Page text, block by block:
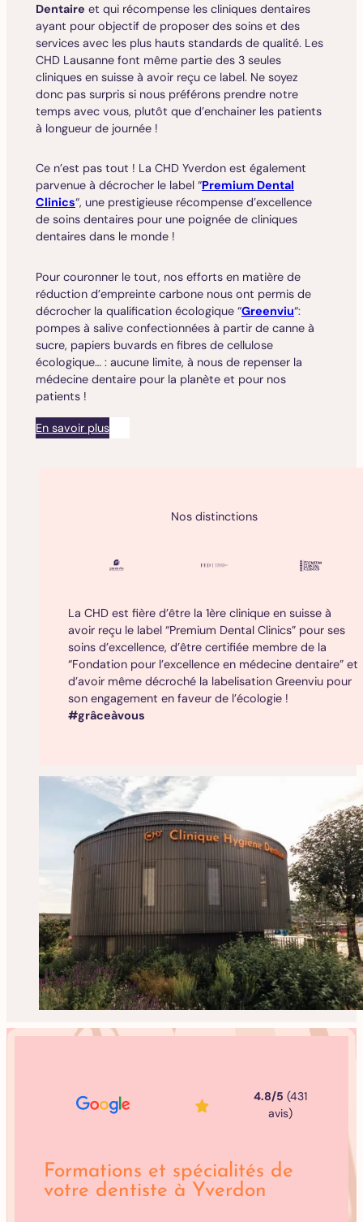
Dentaire et qui récompense les cliniques dentaires
ayant pour objectif de proposer des soins et des
services avec les plus hauts standards de qualité. Les
CHD Lausanne font même partie des 3 seules
cliniques en suisse à avoir reçu ce label. Ne soyez
donc pas surpris si nous préférons prendre notre
temps avec vous, plutôt que d’enchainer les patients
à longueur de journée !
Ce n’est pas tout ! La CHD Yverdon est également
parvenue à décrocher le label “Premium Dental
Clinics“, une prestigieuse récompense d’excellence
de soins dentaires pour une poignée de cliniques
dentaires dans le monde !
Pour couronner le tout, nos efforts en matière de
réduction d’empreinte carbone nous ont permis de
décrocher la qualification écologique “Greenviu“:
pompes à salive confectionnées à partir de canne à
sucre, papiers buvards en fibres de cellulose
écologique… : aucune limite, à nous de repenser la
médecine dentaire pour la planète et pour nos
patients !
En savoir plus
Nos distinctions
La CHD est fière d’être la 1ère clinique en suisse à
avoir reçu le label “Premium Dental Clinics” pour ses
soins d’excellence, d’être certifiée membre de la
“Fondation pour l’excellence en médecine dentaire” et
d’avoir même décroché la labelisation Greenviu pour
son engagement en faveur de l’écologie !
#grâceàvous
4.8/5 (431
avis)
Formations et spécialités de
votre dentiste à Yverdon